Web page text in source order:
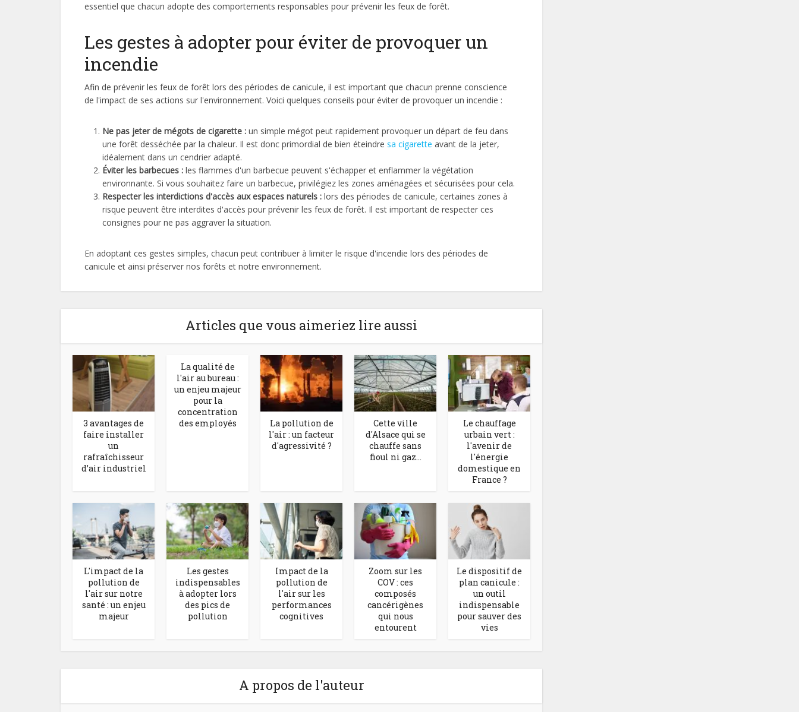
essentiel que chacun adopte des comportements responsables pour prévenir les feux de forêt.
Les gestes à adopter pour éviter de provoquer un
incendie
Afin de prévenir les feux de forêt lors des périodes de canicule, il est important que chacun prenne conscience
de l'impact de ses actions sur l'environnement. Voici quelques conseils pour éviter de provoquer un incendie :
Ne pas jeter de mégots de cigarette : un simple mégot peut rapidement provoquer un départ de feu dans
une forêt desséchée par la chaleur. Il est donc primordial de bien éteindre sa cigarette avant de la jeter,
idéalement dans un cendrier adapté.
Éviter les barbecues : les flammes d'un barbecue peuvent s'échapper et enflammer la végétation
environnante. Si vous souhaitez faire un barbecue, privilégiez les zones aménagées et sécurisées pour cela.
Respecter les interdictions d'accès aux espaces naturels : lors des périodes de canicule, certaines zones à
risque peuvent être interdites d'accès pour prévenir les feux de forêt. Il est important de respecter ces
consignes pour ne pas aggraver la situation.
En adoptant ces gestes simples, chacun peut contribuer à limiter le risque d'incendie lors des périodes de
canicule et ainsi préserver nos forêts et notre environnement.
Articles que vous aimeriez lire aussi
3 avantages de
faire installer
un
rafraîchisseur
d’air industriel
La qualité de
l'air au bureau :
un enjeu majeur
pour la
concentration
des employés
La pollution de
l'air : un facteur
d'agressivité ?
Cette ville
d'Alsace qui se
chauffe sans
fioul ni gaz...
Le chauffage
urbain vert :
l'avenir de
l'énergie
domestique en
France ?
L'impact de la
pollution de
l'air sur notre
santé : un enjeu
majeur
Les gestes
indispensables
à adopter lors
des pics de
pollution
Impact de la
pollution de
l'air sur les
performances
cognitives
Zoom sur les
COV : ces
composés
cancérigènes
qui nous
entourent
Le dispositif de
plan canicule :
un outil
indispensable
pour sauver des
vies
A propos de l'auteur